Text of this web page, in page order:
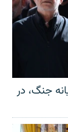
جنگ، در